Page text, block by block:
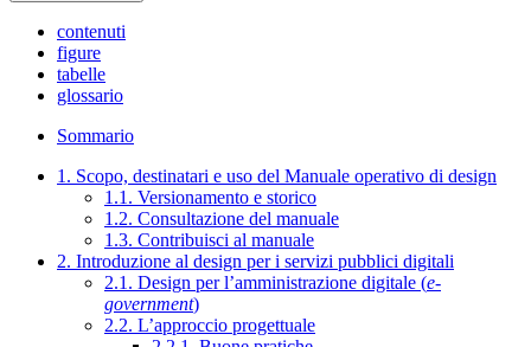
contenuti
figure
tabelle
glossario
Sommario
1. Scopo, destinatari e uso del Manuale operativo di design
1.1. Versionamento e storico
1.2. Consultazione del manuale
1.3. Contribuisci al manuale
2. Introduzione al design per i servizi pubblici digitali
2.1. Design per l’amministrazione digitale (e-
government)
2.2. L’approccio progettuale